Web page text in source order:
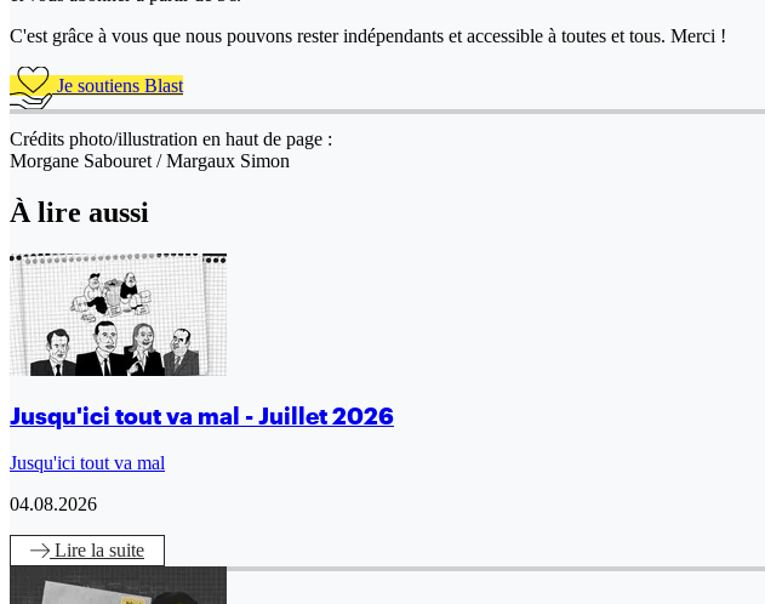
C'est grâce à vous que nous pouvons rester indépendants et accessible à toutes et tous. Merci !
Je soutiens Blast
Crédits photo/illustration en haut de page :
Morgane Sabouret / Margaux Simon
À lire aussi
Jusqu'ici tout va mal - Juillet 2026
Jusqu'ici tout va mal
04.08.2026
Lire la suite